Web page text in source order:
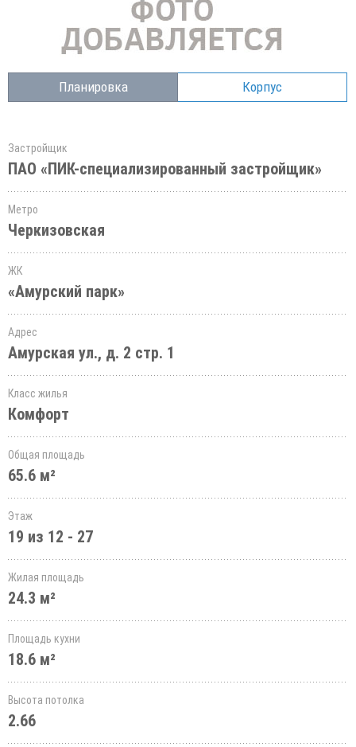
Планировка Корпус
Застройщик
ПАО «ПИК-специализированный застройщик»
Метро
Черкизовская
ЖК
«Амурский парк»
Адрес
Амурская ул., д. 2 стр. 1
Класс жилья
Комфорт
Общая площадь
65.6 м²
Этаж
19 из 12 - 27
Жилая площадь
24.3 м²
Площадь кухни
18.6 м²
Высота потолка
2.66